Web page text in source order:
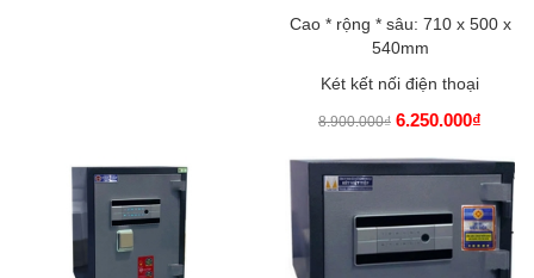
Cao * rộng * sâu: 710 x 500 x
540mm
Két kết nối điện thoại
8.900.000₫ 6.250.000₫